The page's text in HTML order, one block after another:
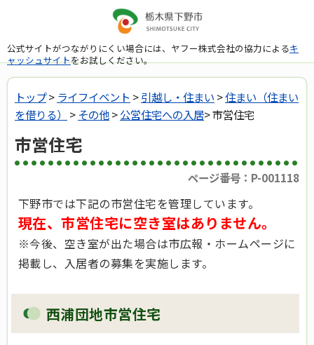
公式サイトがつながりにくい場合には、ヤフー株式会社の協力によるキ
ャッシュサイトをお試しください。
トップ> ライフイベント >引越し・住まい >住まい（住まい
を借りる）
> その他>公営住宅への入居> 市営住宅
市営住宅
ページ番号：P-001118
下野市では下記の市営住宅を管理しています。
現在、市営住宅に空き室はありません。
※今後、空き室が出た場合は市広報・ホームページに
掲載し、入居者の募集を実施します。
西浦団地市営住宅